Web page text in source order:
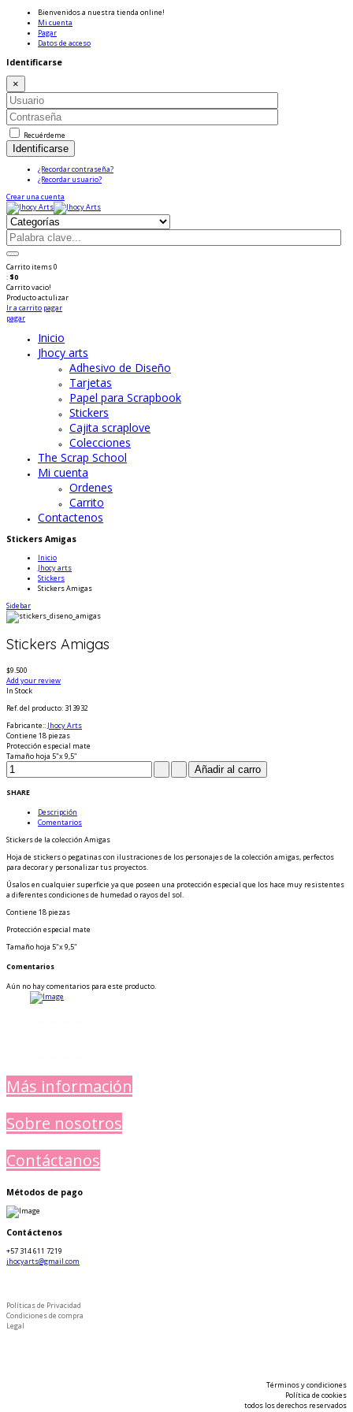
Bienvenidos a nuestra tienda online!
Mi cuenta
Pagar
Datos de acceso
Identificarse
×
Recuérdeme
Identificarse
¿Recordar contraseña?
¿Recordar usuario?
Crear una cuenta
Carritoitems0
:$0
Carrito vacio!
Productoactulizar
Ir a carrito pagar
pagar
Inicio
Jhocy arts
Adhesivo de Diseño
Tarjetas
Papel para Scrapbook
Stickers
Cajita scraplove
Colecciones
The Scrap School
Mi cuenta
Ordenes
Carrito
Contactenos
Stickers Amigas
Inicio
Jhocy arts
Stickers
Stickers Amigas
Sidebar
Stickers Amigas
$9.500
Add your review
In Stock
Ref. del producto: 313932
Fabricante:: Jhocy Arts
Contiene 18 piezas
Protección especial mate
Tamaño hoja 5"x 9,5"
SHARE
Descripción
Comentarios
Stickers de la colección Amigas
Hoja de stickers o pegatinas con ilustraciones de los personajes de la colección amigas, perfectos
para decorar y personalizar tus proyectos.
Úsalos en cualquier superficie ya que poseen una protección especial que los hace muy resistentes
a diferentes condiciones de humedad o rayos del sol.
Contiene 18 piezas
Protección especial mate
Tamaño hoja 5"x 9,5"
Comentarios
Aún no hay comentarios para este producto.
Más información
Sobre nosotros
Contáctanos
Métodos de pago
Contáctenos
+57 314 611 7219
jhocyarts@gmail.com
Políticas de Privacidad
Condiciones de compra
Legal
Términos y condiciones
Política de cookies
todos los derechos reservados